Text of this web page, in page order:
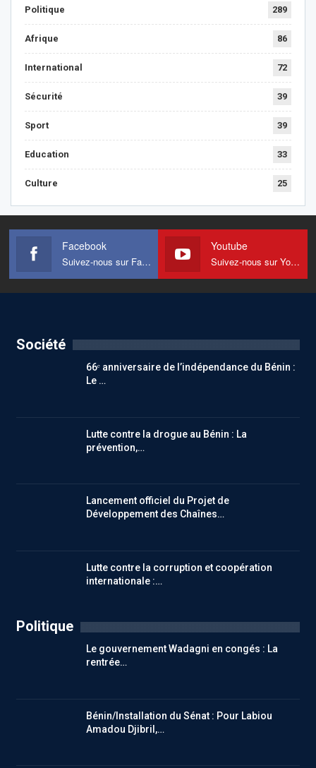
Politique 289
Afrique 86
International 72
Sécurité 39
Sport 39
Education 33
Culture 25
Facebook
Suivez-nous sur Facebook
Youtube
Suivez-nous sur Youtube
Société
66ᵉ anniversaire de l’indépendance du Bénin :
Le …
Lutte contre la drogue au Bénin : La
prévention,…
Lancement officiel du Projet de
Développement des Chaînes…
Lutte contre la corruption et coopération
internationale :…
Politique
Le gouvernement Wadagni en congés : La
rentrée…
Bénin/Installation du Sénat : Pour Labiou
Amadou Djibril,…